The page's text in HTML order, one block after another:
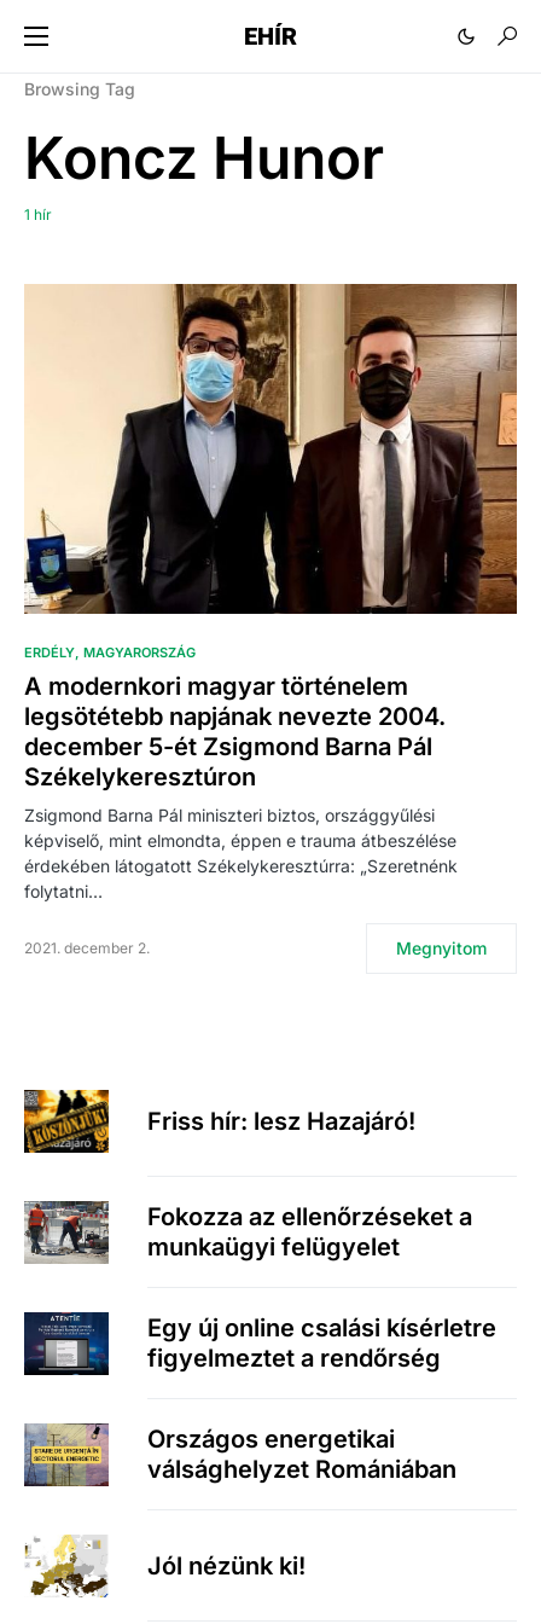
EHÍR
Browsing Tag
Koncz Hunor
1 hír
ERDÉLY MAGYARORSZÁG
A modernkori magyar történelem
legsötétebb napjának nevezte 2004.
december 5-ét Zsigmond Barna Pál
Székelykeresztúron
Zsigmond Barna Pál miniszteri biztos, országgyűlési
képviselő, mint elmondta, éppen e trauma átbeszélése
érdekében látogatott Székelykeresztúrra: „Szeretnénk
folytatni…
2021. december 2. Megnyitom
Friss hír: lesz Hazajáró!
Fokozza az ellenőrzéseket a
munkaügyi felügyelet
Egy új online csalási kísérletre
figyelmeztet a rendőrség
Országos energetikai
válsághelyzet Romániában
Jól nézünk ki!